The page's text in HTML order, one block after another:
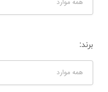
همه موارد
برند:
همه موارد